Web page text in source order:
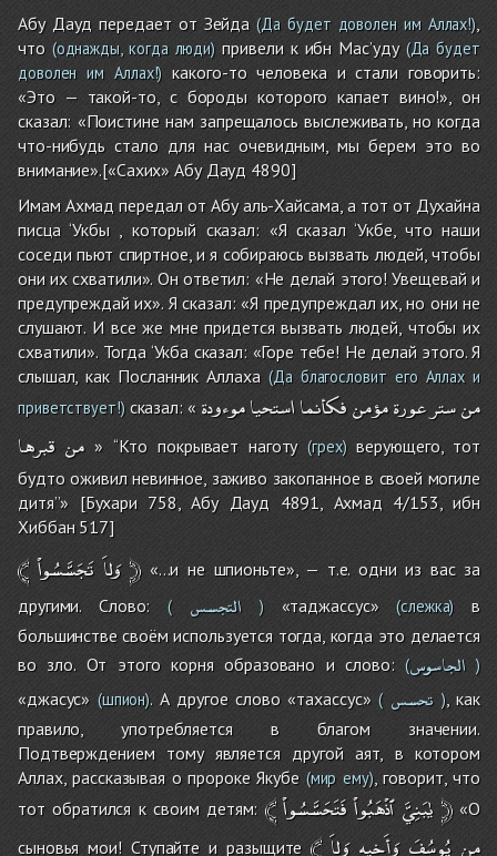
Абу Дауд передает от Зейда (Да будет доволен им Аллах!)
что(однажды, когда люди) привели к ибн Мас’уду(Да будет
доволен им Аллах!) какого-то человека и стали говорить:
«Это — такой-то, с бороды которого капает вино!», он
сказал: «Поистине нам запрещалось выслеживать, но когда
что-нибудь стало для нас очевидным, мы берем это во
внимание».[«Сахих» Абу Дауд 4890]
Имам Ахмад передал от Абу аль-Хайсама, а тот от Духайна
писца ‘Укбы , который сказал: «Я сказал ‘Укбе, что наши
соседи пьют спиртное, и я собираюсь вызвать людей, чтобы
они их схватили». Он ответил: «Не делай этого! Увещевай и
предупреждай их». Я сказал: «Я предупреждал их, но они не
слушают. И все же мне придется вызвать людей, чтобы их
схватили». Тогда ‘Укба сказал: «Горе тебе! Не делай этого. Я
слышал, как Посланник Аллаха(Да благословит его Аллах и
приветствует!)сказал: « منسترعورةمؤمنفكأنمااستحياموءودة
من قبرها » ‘‘Кто покрывает наготу(грех)верующего, тот
будто оживил невинное, заживо закопанное в своей могиле
дитя’’» [Бухари 758, Абу Дауд 4891, Ахмад 4/153, ибн
Хиббан 517]
﴾ وَلاَ تَجَسَّسُواْ ﴿«…и не шпионьте», — т.е. одни из вас за
другими. Слово: ( التجسس )«таджассус»(слежка) в
большинстве своём используется тогда, когда это делается
во зло. От этого корня образовано и слово:(الجاسوس)
«джасус» (шпион). А другое слово «тахассус»( تحسس ), как
правило, употребляется в благом значении.
Подтверждением тому является другой аят, в котором
Аллах, рассказывая о пророке Якубе(мир ему), говорит, что
тот обратился к своим детям: ﴾ يٰبَنِيَّ ٱذْهَبُواْفَتَحَسَّسُواْ ﴿«О
сыновья мои! Ступайте и разыщите﴾ مِن يُوسُفَ وَأَخِيهِ وَلاَ